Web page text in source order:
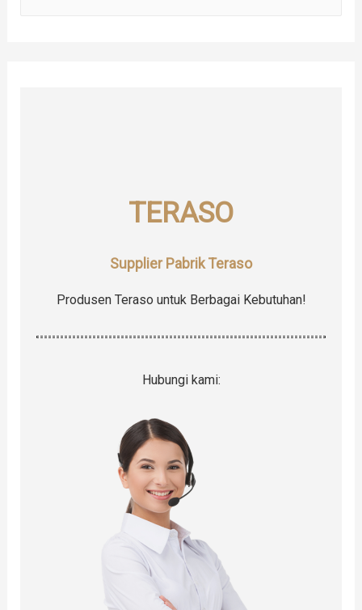
TERASO
Supplier Pabrik Teraso
Produsen Teraso untuk Berbagai Kebutuhan!
Hubungi kami: